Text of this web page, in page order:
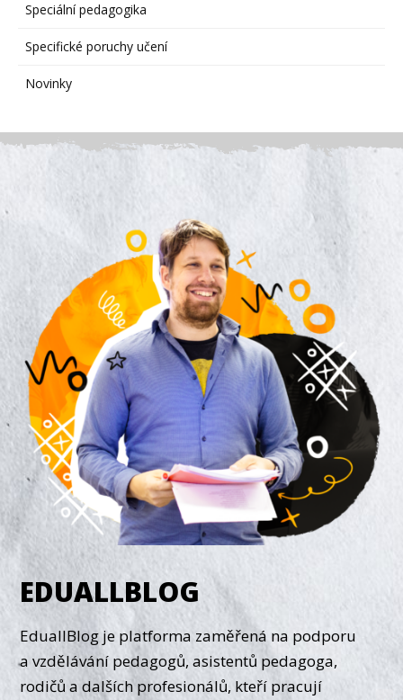
Speciální pedagogika
Specifické poruchy učení
Novinky
EDUALLBLOG
EduallBlog je platforma zaměřená na podporu
a vzdělávání pedagogů, asistentů pedagoga,
rodičů a dalších profesionálů, kteří pracují